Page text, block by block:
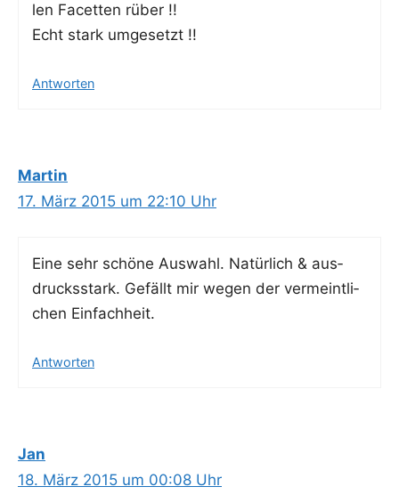
len Facet­ten rüber !!
Echt stark umgesetzt !!
Antworten
Martin
17. März 2015 um 22:10 Uhr
Eine sehr schö­ne Aus­wahl. Natür­lich & aus­
drucks­stark. Gefällt mir wegen der ver­meint­li­
chen Einfachheit.
Antworten
Jan
18. März 2015 um 00:08 Uhr